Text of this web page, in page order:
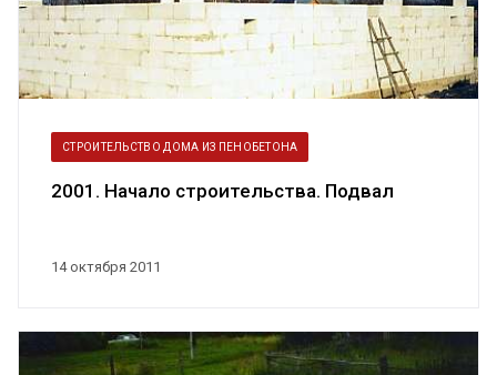
14 октября 2011
СТРОИТЕЛЬСТВО ДОМА ИЗ ПЕНОБЕТОНА
2001. Начало строительства. Подвал